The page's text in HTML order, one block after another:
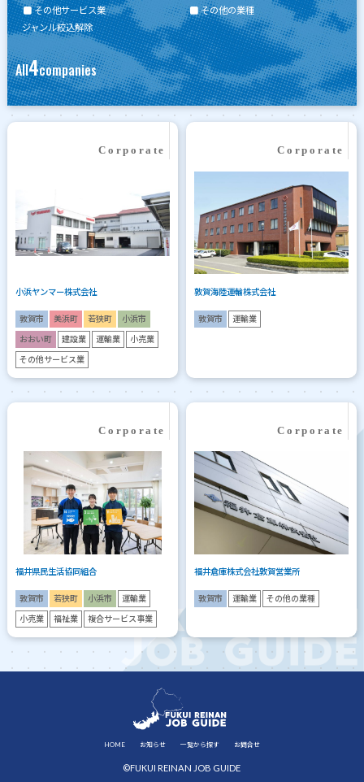
その他サービス業
その他の業種
ジャンル絞込解除
All4companies
小浜ヤンマー株式会社
敦賀市 美浜町 若狭町 小浜市
おおい町 建設業 運輸業 小売業
その他サービス業
敦賀海陸運輸株式会社
敦賀市 運輸業
福井県民生活協同組合
敦賀市 若狭町 小浜市 運輸業
小売業 福祉業 複合サービス事業
福井倉庫株式会社敦賀営業所
敦賀市 運輸業 その他の業種
HOME お知らせ 一覧から探す お問合せ
©FUKUI REINAN JOB GUIDE